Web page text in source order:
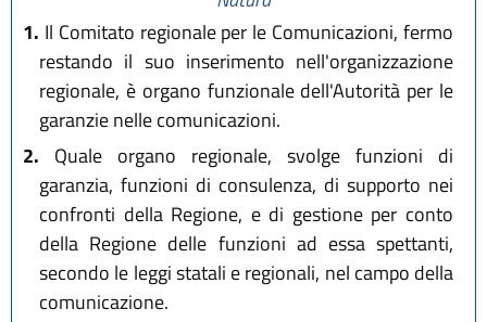
1. Il Comitato regionale per le Comunicazioni, fermo
restando il suo inserimento nell'organizzazione
regionale, è organo funzionale dell'Autorità per le
garanzie nelle comunicazioni.
2. Quale organo regionale, svolge funzioni di
garanzia, funzioni di consulenza, di supporto nei
confronti della Regione, e di gestione per conto
della Regione delle funzioni ad essa spettanti,
secondo le leggi statali e regionali, nel campo della
comunicazione.